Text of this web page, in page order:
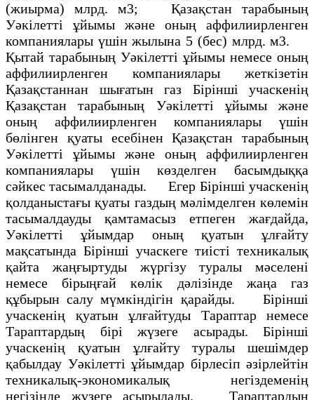
(жиырма) млрд. м3; Қазақстан тарабының
Уәкілетті ұйымы және оның аффилиирленген
компаниялары үшін жылына 5 (бес) млрд. м3.
Қытай тарабының Уәкілетті ұйымы немесе оның
аффилиирленген компаниялары жеткізетін
Қазақстаннан шығатын газ Бірінші учаскенің
Қазақстан тарабының Уәкілетті ұйымы және
оның аффилиирленген компаниялары үшін
бөлінген қуаты есебінен Қазақстан тарабының
Уәкілетті ұйымы және оның аффилиирленген
компаниялары үшін көзделген басымдыққа
сәйкес тасымалданады. Егер Бірінші учаскенің
қолданыстағы қуаты газдың мәлімделген көлемін
тасымалдауды қамтамасыз етпеген жағдайда,
Уәкілетті ұйымдар оның қуатын ұлғайту
мақсатында Бірінші учаскеге тиісті техникалық
қайта жаңғыртуды жүргізу туралы мәселені
немесе бірыңғай көлік дәлізінде жаңа газ
құбырын салу мүмкіндігін қарайды. Бірінші
учаскенің қуатын ұлғайтуды Тараптар немесе
Тараптардың біpi жүзеге асырады. Бірінші
учаскенің қуатын ұлғайту туралы шешімдер
қабылдау Уәкілетті ұйымдар бірлесіп әзірлейтін
техникалық-экономикалық негіздеменің
негізінде жүзеге асырылады. Тараптардың